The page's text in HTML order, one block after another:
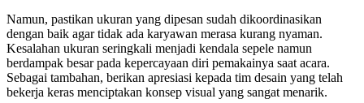
Namun, pastikan ukuran yang dipesan sudah dikoordinasikan
dengan baik agar tidak ada karyawan merasa kurang nyaman.
Kesalahan ukuran seringkali menjadi kendala sepele namun
berdampak besar pada kepercayaan diri pemakainya saat acara.
Sebagai tambahan, berikan apresiasi kepada tim desain yang telah
bekerja keras menciptakan konsep visual yang sangat menarik.